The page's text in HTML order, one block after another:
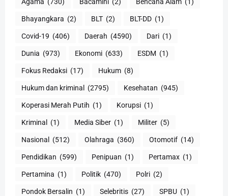
Bhayangkara (2) BLT (2) BLT-DD (1)
Covid-19 (406) Daerah (4590) Dari (1)
Dunia (973) Ekonomi (633) ESDM (1)
Fokus Redaksi (17) Hukum (8)
Hukum dan kriminal (2795) Kesehatan (945)
Koperasi Merah Putih (1) Korupsi (1)
Kriminal (1) Media Siber (1) Militer (5)
Nasional (512) Olahraga (360) Otomotif (14)
Pendidikan (599) Penipuan (1) Pertamax (1)
Pertamina (1) Politik (470) Polri (2)
Pondok Bersalin (1) Selebritis (27) SPBU (1)